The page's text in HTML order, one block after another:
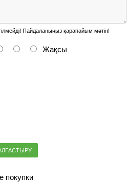
Пайдаланыңыз қарапайым мәтін!
Жақсы
покупки